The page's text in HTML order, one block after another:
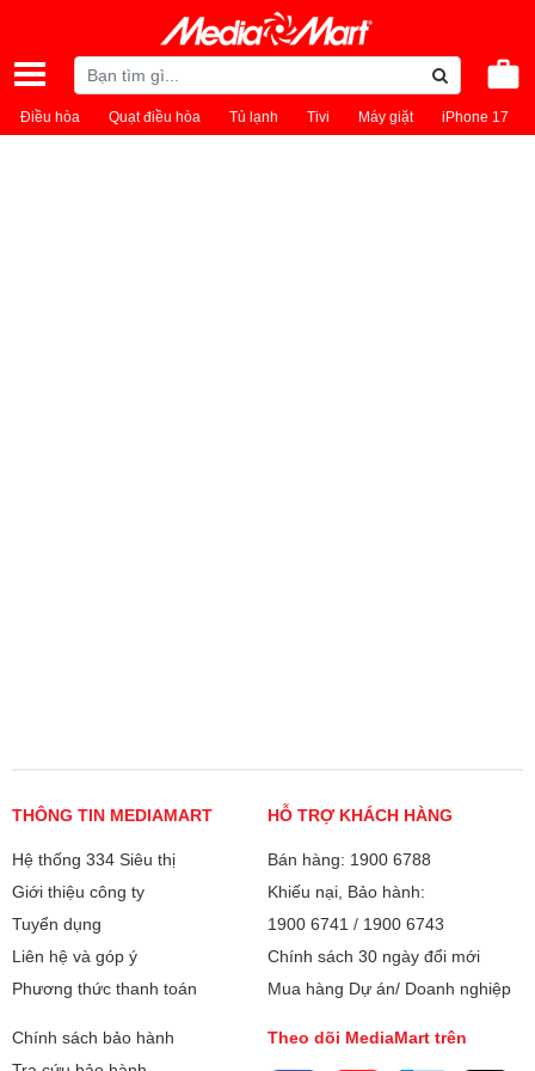
Điều hòa Quạt điều hòa Tủ lạnh Tivi Máy giặt iPhone 17
THÔNG TIN MEDIAMART
Hệ thống 334 Siêu thị
Giới thiệu công ty
Tuyển dụng
Liên hệ và góp ý
Phương thức thanh toán
HỖ TRỢ KHÁCH HÀNG
Bán hàng: 1900 6788
Khiếu nại, Bảo hành:
1900 6741 / 1900 6743
Chính sách 30 ngày đổi mới
Mua hàng Dự án/ Doanh nghiệp
Chính sách bảo hành
Theo dõi MediaMart trên